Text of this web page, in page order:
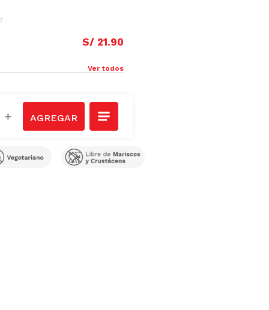
S/ 21.90
Ver todos
＋